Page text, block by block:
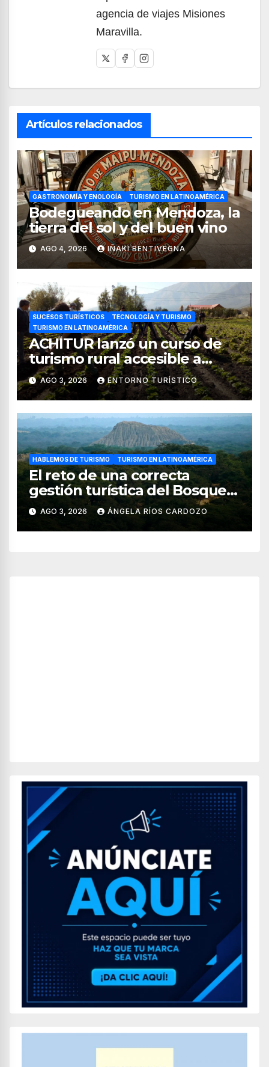
agencia de viajes Misiones
Maravilla.
Artículos relacionados
GASTRONOMÍA Y ENOLOGÍA TURISMO EN LATINOAMÉRICA
Bodegueando en Mendoza, la
tierra del sol y del buen vino
AGO 4, 2026 IÑAKI BENTIVEGNA
SUCESOS TURÍSTICOS
TECNOLOGÍA Y TURISMO
TURISMO EN LATINOAMÉRICA
ACHITUR lanzó un curso de
turismo rural accesible a
través de WhatsApp
AGO 3, 2026 ENTORNO TURÍSTICO
HABLEMOS DE TURISMO TURISMO EN LATINOAMÉRICA
El reto de una correcta
gestión turística del Bosque
de Pomac (en Perú)
AGO 3, 2026 ÁNGELA RÍOS CARDOZO